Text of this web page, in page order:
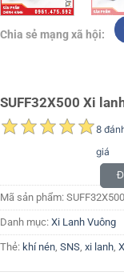
Chia sẻ mạng xã hội:
SUFF32X500 Xi
8
giá
Mã sản phẩm: SUFF32X500
Danh mục: Xi Lanh Vuông
Thẻ: khí nén, SNS, xi lanh,